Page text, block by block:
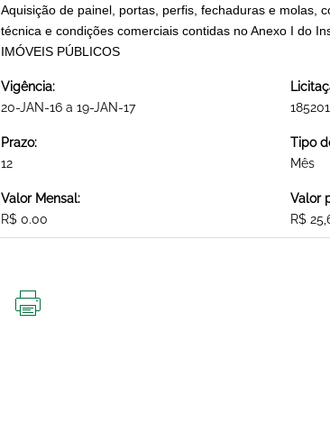
Aquisição de painel, portas, perfis, fechaduras e molas,
técnica e condições comerciais contidas no Anexo I do
IMÓVEIS PÚBLICOS
Vigência:
20-JAN-16 a 19-JAN-17
Prazo:
12
Tipo
Mês
Valor Mensal:
R$ 0.00
Valor
R$